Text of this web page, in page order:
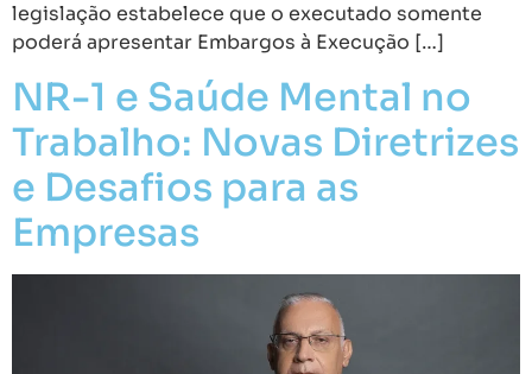
legislação estabelece que o executado somente
poderá apresentar Embargos à Execução […]
NR-1 e Saúde Mental no
Trabalho: Novas Diretrizes
e Desafios para as
Empresas